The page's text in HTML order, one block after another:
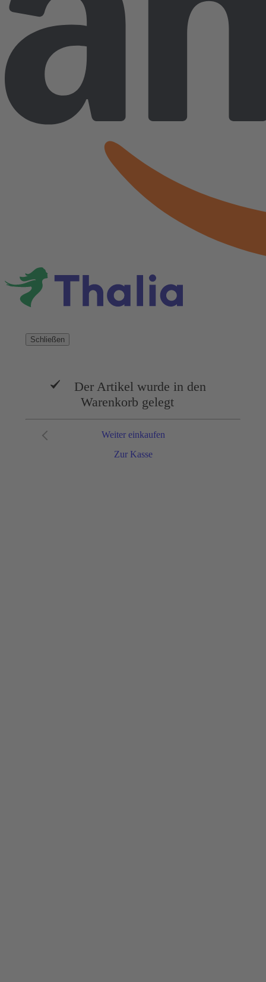
Schließen
Der Artikel wurde in den
Warenkorb gelegt
Zur Kasse
Weiter einkaufen